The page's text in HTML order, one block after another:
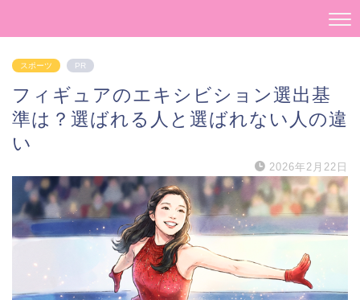
スポーツ PR
フィギュアのエキシビション選出基
準は？選ばれる人と選ばれない人の違
い
2026年2月22日